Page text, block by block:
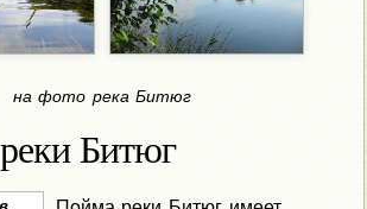
на фото река Битюг
Битюг